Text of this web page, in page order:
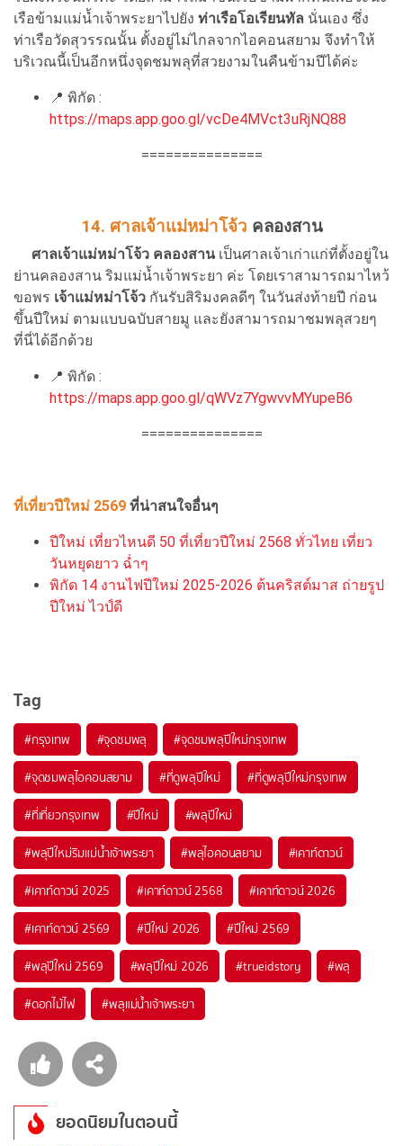
เรือข้ามแม่น้ำเจ้าพระยาไปยัง ท่าเรือโอเรียนทัล นั่นเอง ซึ่ง
ท่าเรือวัดสุวรรณนั้น ตั้งอยู่ไม่ไกลจากไอคอนสยาม จึงทำให้
บริเวณนี้เป็นอีกหนึ่งจุดชมพลุที่สวยงามในคืนข้ามปีได้ค่ะ
📍 พิกัด :
https://maps.app.goo.gl/vcDe4MVct3uRjNQ88
===============
14. ศาลเจ้าแม่หม่าโจ้ว คลองสาน
ศาลเจ้าแม่หม่าโจ้ว คลองสาน เป็นศาลเจ้าเก่าแก่ที่ตั้งอยู่ใน
ย่านคลองสาน ริมแม่น้ำเจ้าพระยา ค่ะ โดยเราสามารถมาไหว้
ขอพร เจ้าแม่หม่าโจ้ว กันรับสิริมงคลดีๆ ในวันส่งท้ายปี ก่อน
ขึ้นปีใหม่ ตามแบบฉบับสายมู และยังสามารถมาชมพลุสวยๆ
ที่นี่ได้อีกด้วย
📍 พิกัด :
https://maps.app.goo.gl/qWVz7YgwvvMYupeB6
===============
ที่เที่ยวปีใหม่ 2569 ที่น่าสนใจอื่นๆ
ปีใหม่ เที่ยวไหนดี 50 ที่เที่ยวปีใหม่ 2568 ทั่วไทย เที่ยว
วันหยุดยาว ฉ่ำๆ
พิกัด 14 งานไฟปีใหม่ 2025-2026 ต้นคริสต์มาส ถ่ายรูป
ปีใหม่ ไวป์ดี
Tag
#กรุงเทพ #จุดชมพลุ #จุดชมพลุปีใหม่กรุงเทพ
#จุดชมพลุไอคอนสยาม #ที่ดูพลุปีใหม่ #ที่ดูพลุปีใหม่กรุงเทพ
#ที่เที่ยวกรุงเทพ #ปีใหม่ #พลุปีใหม่
#พลุปีใหม่ริมแม่น้ำเจ้าพระยา #พลุไอคอนสยาม #เคาท์ดาวน์
#เคาท์ดาวน์ 2025 #เคาท์ดาวน์ 2568 #เคาท์ดาวน์ 2026
#เคาท์ดาวน์ 2569 #ปีใหม่ 2026 #ปีใหม่ 2569
#พลุปีใหม่ 2569 #พลุปีใหม่ 2026 #trueidstory #พลุ
#ดอกไม้ไฟ #พลุแม่น้ำเจ้าพระยา
ยอดนิยมในตอนนี้